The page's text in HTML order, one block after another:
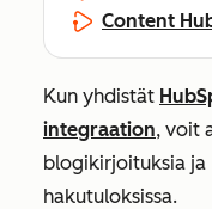
Content
Kun yhdistät
integraation, voit
blogikirjoituksia ja
hakutuloksissa.